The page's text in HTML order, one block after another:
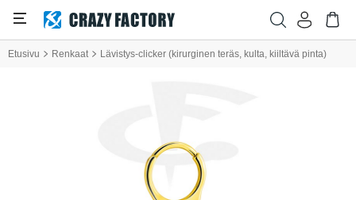
Etusivu Renkaat Lävistys-clicker (kirurginen teräs, kulta, kiiltävä pinta)